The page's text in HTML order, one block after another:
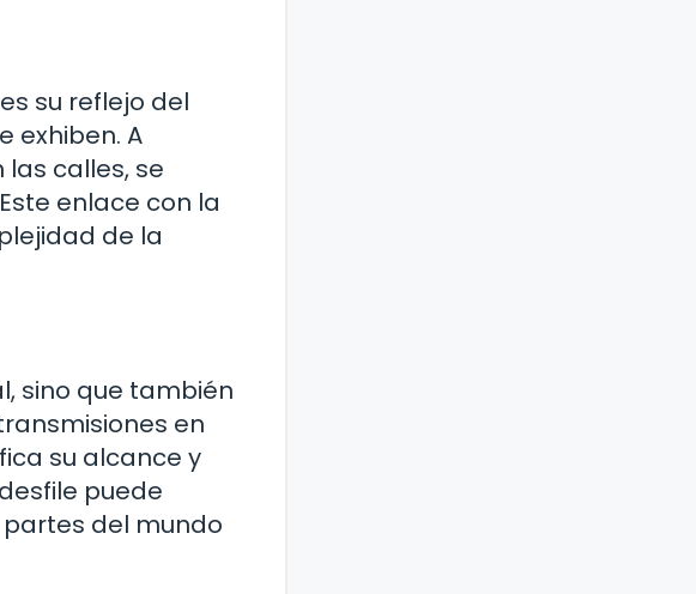
su reflejo del
exhiben. A
calles, se
enlace con la
de la
sino que también
en
su alcance y
puede
del mundo